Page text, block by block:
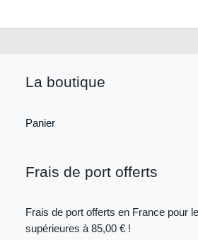
La boutique
Panier
Frais de port offerts
Frais de port offerts en France pour
supérieures à 85,00 € !